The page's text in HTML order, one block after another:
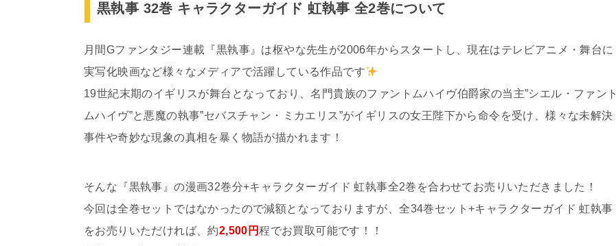
黒執事 32巻 キャラクターガイド 虹執事 全2巻について
月間Gファンタジー連載『黒執事』は枢やな先生が2006年からスタートし、現在はテレビアニメ・舞台に
実写化映画など様々なメディアで活躍している作品です
19世紀末期のイギリスが舞台となっており、名門貴族のファントムハイヴ伯爵家の当主”シエル・ファント
ムハイヴ”と悪魔の執事”セバスチャン・ミカエリス”がイギリスの女王陛下から命令を受け、様々な未解決
事件や奇妙な現象の真相を暴く物語が描かれます！
そんな『黒執事』の漫画32巻分+キャラクターガイド 虹執事全2巻を合わせてお売りいただきました！
今回は全巻セットではなかったので減額となっておりますが、全34巻セット+キャラクターガイド 虹執事
をお売りいただければ、約2,500円程でお買取可能です！！